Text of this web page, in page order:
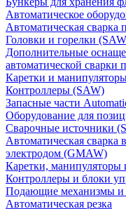
Автоматическое
Автоматическая
Головки и горелки
Дополнительные
автоматической
Каретки и
Контроллеры (SAW)
Запасные части
Оборудование для
Сварочные источники
Автоматическая сварка
электродом (GMAW)
Каретки, манипуляторы
Контроллеры и блоки
Подающие механизмы и
Автоматическая резка